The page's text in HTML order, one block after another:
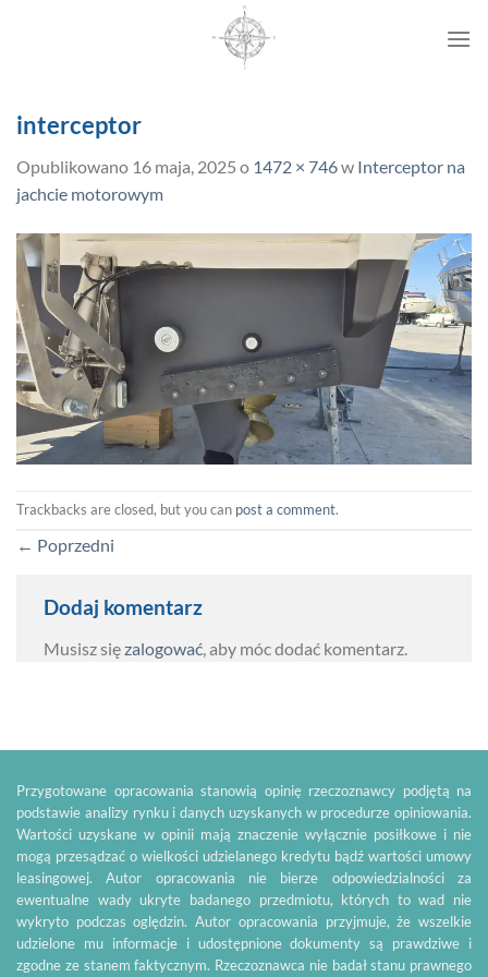
interceptor
Opublikowano 16 maja, 2025 o 1472 × 746w Interceptor na
jachcie motorowym
Trackbacks are closed, but you can post a comment.
← Poprzedni
Dodaj komentarz
Musisz sięzalogować, aby móc dodać komentarz.
Przygotowane opracowania stanowią opinię rzeczoznawcy podjętą na
podstawie analizy rynku i danych uzyskanych w procedurze opiniowania.
Wartości uzyskane w opinii mają znaczenie wyłącznie posiłkowe i nie
mogą przesądzać o wielkości udzielanego kredytu bądź wartości umowy
leasingowej. Autor opracowania nie bierze odpowiedzialności za
ewentualne wady ukryte badanego przedmiotu, których to wad nie
wykryto podczas oględzin. Autor opracowania przyjmuje, że wszelkie
udzielone mu informacje i udostępnione dokumenty są prawdziwe i
zgodne ze stanem faktycznym. Rzeczoznawca nie badał stanu prawnego